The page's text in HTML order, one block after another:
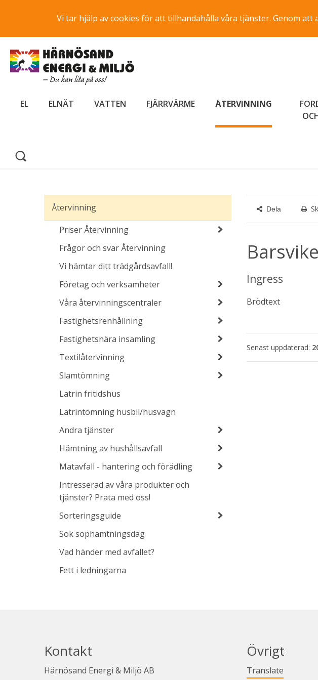
Vi tar hjälp av cookies för att tillhandahålla våra tjänster. Genom
EL ELNÄT VATTEN FJÄRRVÄRME ÅTERVINNING
Återvinning
Priser Återvinning
Frågor och svar Återvinning
Vi hämtar ditt trädgårdsavfall!
Företag och verksamheter
Våra återvinningscentraler
Fastighetsrenhållning
Fastighetsnära insamling
Textilåtervinning
Slamtömning
Latrin fritidshus
Latrintömning husbil/husvagn
Andra tjänster
Hämtning av hushållsavfall
Matavfall - hantering och förädling
Intresserad av våra produkter och
tjänster? Prata med oss!
Sorteringsguide
Sök sophämtningsdag
Vad händer med avfallet?
Fett i ledningarna
Dela
Ingress
Brödtext
Senast uppdaterad:
Kontakt
Härnösand Energi & Miljö AB
Övrigt
Translate